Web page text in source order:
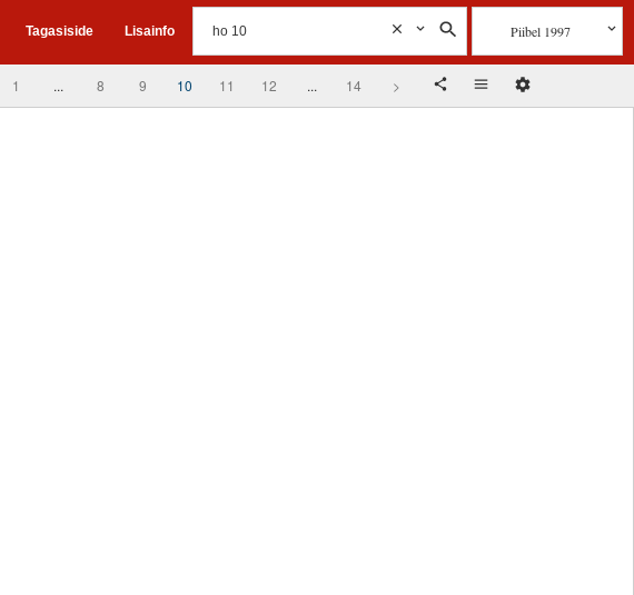
Tagasiside Lisainfo Piibel 1997
1 ... 8 9 10 11 12 ... 14 >